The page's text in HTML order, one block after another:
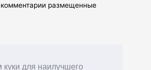
для наилучшего
комментарии размещенные